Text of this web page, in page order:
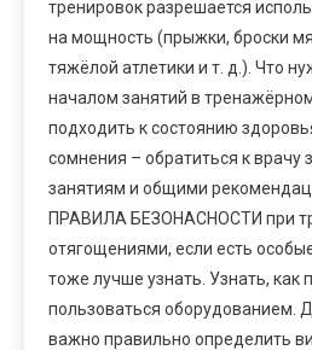
тренировок разрешается
на мощность (прыжки, броски
тяжёлой атлетики и т. д.). Что
началом занятий в
подходить к состоянию
сомнения – обратиться к врачу
занятиям и общими
ПРАВИЛА БЕЗОНАСНОСТИ при
отягощениями, если есть
тоже лучше узнать. Узнать, как
пользоваться оборудованием.
важно правильно определить